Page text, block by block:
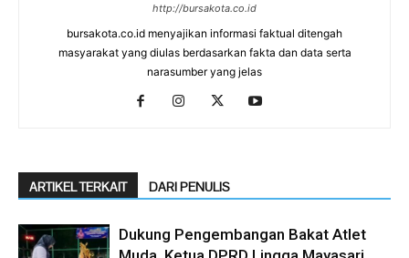
http://bursakota.co.id
bursakota.co.id menyajikan informasi faktual ditengah
masyarakat yang diulas berdasarkan fakta dan data serta
narasumber yang jelas
ARTIKEL TERKAIT DARI PENULIS
Dukung Pengembangan Bakat Atlet